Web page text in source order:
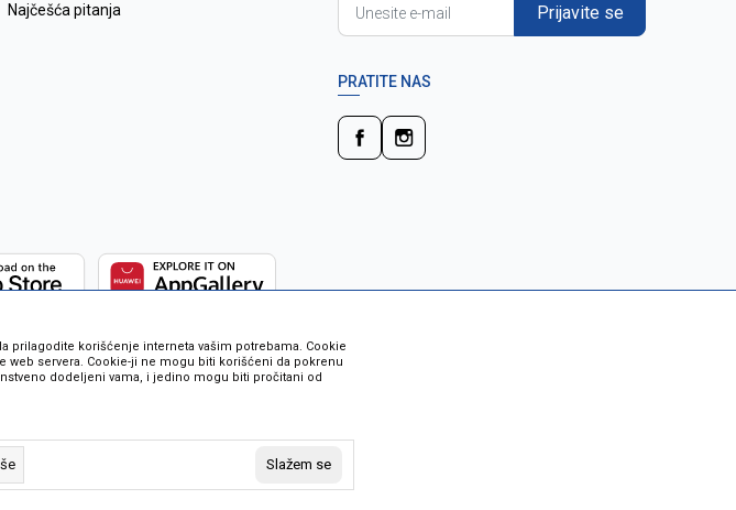
Najčešća pitanja
Prijavite se
PRATITE NAS
ali ne možemo garantovati da su sve informacije kompletne i bez
u svakom trenutku. Raspoloživost robe možete provjeriti besplatnim
067259021.
NB SOFT. Sva prava zadržana.
prilagodite korišćenje interneta vašim potrebama. Cookie
servera. Cookie-ji ne mogu biti korišćeni da pokrenu
dodeljeni vama, i jedino mogu biti pročitani od
Slažem se